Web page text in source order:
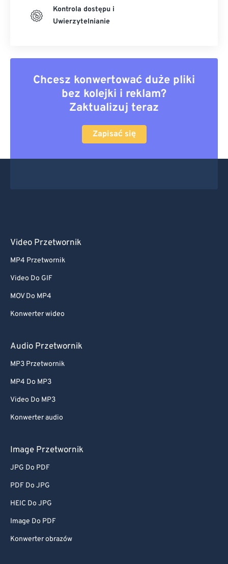
Kontrola dostępu i
Uwierzytelnianie
Chcesz konwertować duże pliki
bez kolejki i reklam?
Zaktualizuj teraz
Zapisać się
Video Przetwornik
MP4 Przetwornik
Video Do GIF
MOV Do MP4
Konwerter wideo
Audio Przetwornik
MP3 Przetwornik
MP4 Do MP3
Video Do MP3
Konwerter audio
Image Przetwornik
JPG Do PDF
PDF Do JPG
HEIC Do JPG
Image Do PDF
Konwerter obrazów